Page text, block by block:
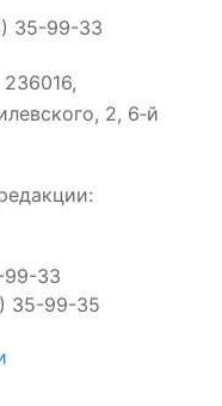
35-99-33
2, 6‑й
99-33
35-99-35